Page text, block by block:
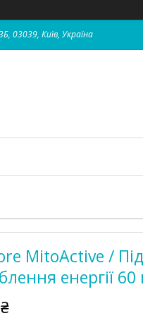
03039, Київ, Україна
MitoActive /
енергії 60